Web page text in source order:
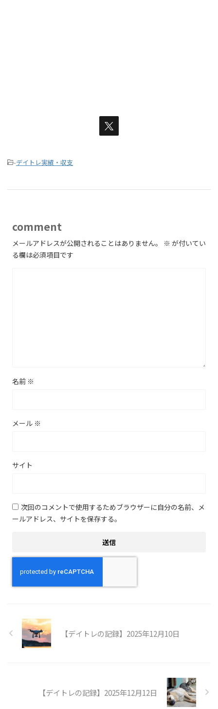
-デイトレ実績・収支
comment
メールアドレスが公開されることはありません。 ※ が付いてい
る欄は必須項目です
名前 ※
メール ※
サイト
次回のコメントで使用するためブラウザーに自分の名前、メ
ールアドレス、サイトを保存する。
【デイトレの記録】2025年12月10日
【デイトレの記録】2025年12月12日